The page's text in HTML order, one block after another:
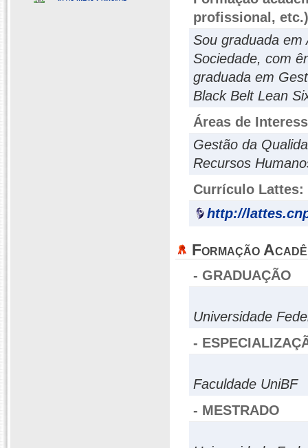
profissional, etc.)
Sou graduada em
Sociedade, com
graduada em
Black Belt Lean
Áreas de
Gestão da
Recursos
Currículo Lattes:
http://
Formação
- GRADUAÇÃO
Universidade
-
Faculdade UniBF
- MESTRADO